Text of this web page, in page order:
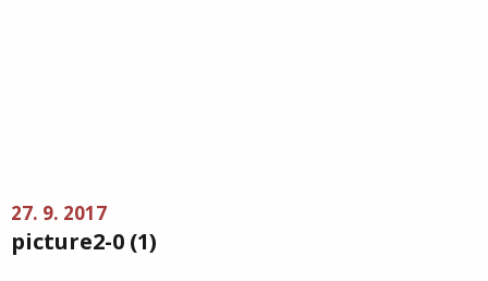
27. 9. 2017
picture2-0 (1)